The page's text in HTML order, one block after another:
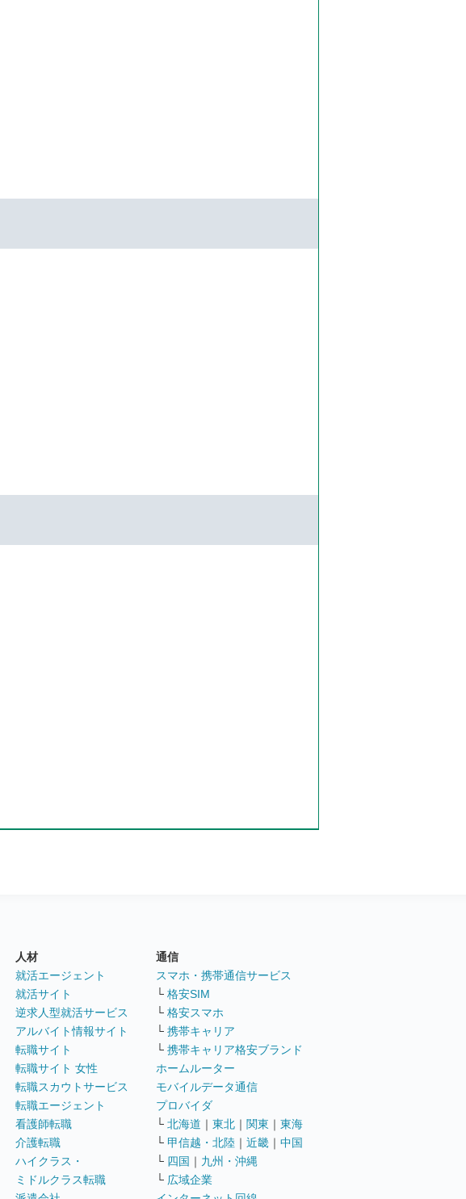
人材
就活エージェント
就活サイト
逆求人型就活サービス
アルバイト情報サイト
転職サイト
転職サイト 女性
転職スカウトサービス
転職エージェント
看護師転職
介護転職
ハイクラス・
ミドルクラス転職
通信
スマホ・携帯通信サービス
└ 格安SIM
└ 格安スマホ
└ 携帯キャリア
└ 携帯キャリア格安ブランド
ホームルーター
モバイルデータ通信
プロバイダ
└ 北海道 ｜ 東北 ｜ 関東 ｜ 東海
└ 甲信越・北陸 ｜ 近畿 ｜ 中国
└ 四国 ｜ 九州・沖縄
└ 広域企業